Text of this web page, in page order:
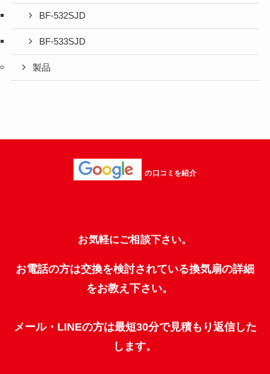
BF-532SJD
BF-533SJD
製品
の口コミを紹介
お気軽にご相談下さい。
お電話の方は交換を検討されている換気扇の詳細
をお教え下さい。
メール・LINEの方は最短30分で見積もり返信した
します。